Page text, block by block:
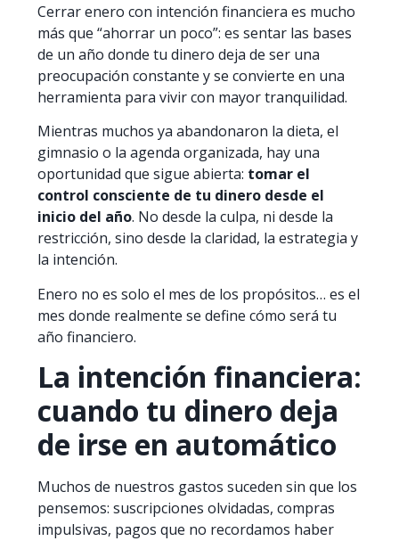
Cerrar enero con intención financiera es mucho
más que “ahorrar un poco”: es sentar las bases
de un año donde tu dinero deja de ser una
preocupación constante y se convierte en una
herramienta para vivir con mayor tranquilidad.
Mientras muchos ya abandonaron la dieta, el
gimnasio o la agenda organizada, hay una
oportunidad que sigue abierta: tomar el
control consciente de tu dinero desde el
inicio del año. No desde la culpa, ni desde la
restricción, sino desde la claridad, la estrategia y
la intención.
Enero no es solo el mes de los propósitos… es el
mes donde realmente se define cómo será tu
año financiero.
La intención financiera:
cuando tu dinero deja
de irse en automático
Muchos de nuestros gastos suceden sin que los
pensemos: suscripciones olvidadas, compras
impulsivas, pagos que no recordamos haber